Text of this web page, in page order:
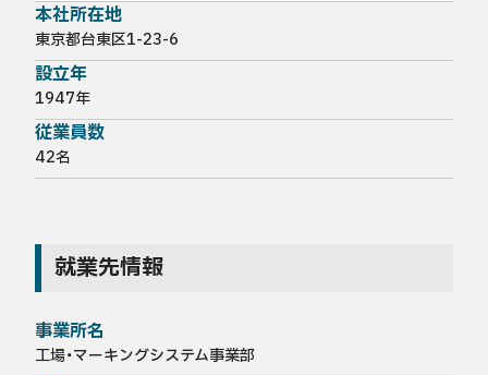
本社所在地
東京都台東区1-23-6
設立年
1947年
従業員数
42名
就業先情報
事業所名
工場・マーキングシステム事業部